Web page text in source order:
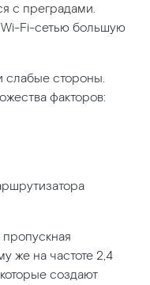
с преградами.
Wi-Fi-сетью большую
слабые стороны.
факторов:
же на частоте 2,4
создают